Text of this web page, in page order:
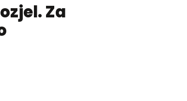
Za